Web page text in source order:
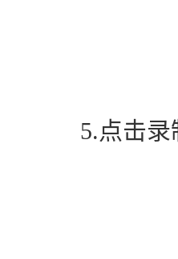
5.点击录